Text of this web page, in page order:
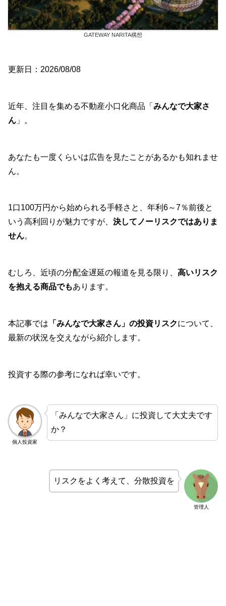
GATEWAY NARITA構想
更新日：2026/08/08
近年、注目を集める不動産小口化商品「 みんなで大家さ
ん 」。
あなたも一度くらいは広告を見たことがあるかも知れませ
ん。
1口100万円から始められる手軽さと、年利6～7％前後と
いう高利回りが魅力ですが、 決してノーリスクではありま
せん。
むしろ、近頃の分配金遅延の報道を見る限り、 高いリスク
を抱える商品でもあります。
本記事では 「みんなで大家さん」の投資リスクについて、
最新の状況を交えながら紹介します。
投資する際の参考になれば幸いです。
個人投資家
「みんなで大家さん」に投資して大丈夫です
か？
管理人
リスクをよく考えて、分散投資を